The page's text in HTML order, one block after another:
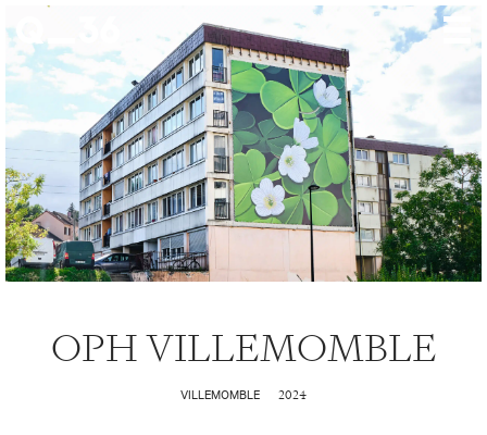
Nos créations
Nos talents
Où nous trouver
Nos expositions
À propos
Presse
Contact
OPH VILLEMOMBLE
VILLEMOMBLE 2024